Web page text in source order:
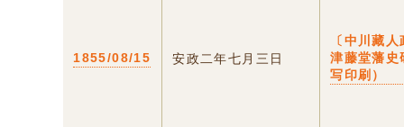
1855/08/15 安政二年七月三日
〔中川藏
津藤堂藩史
写印刷）